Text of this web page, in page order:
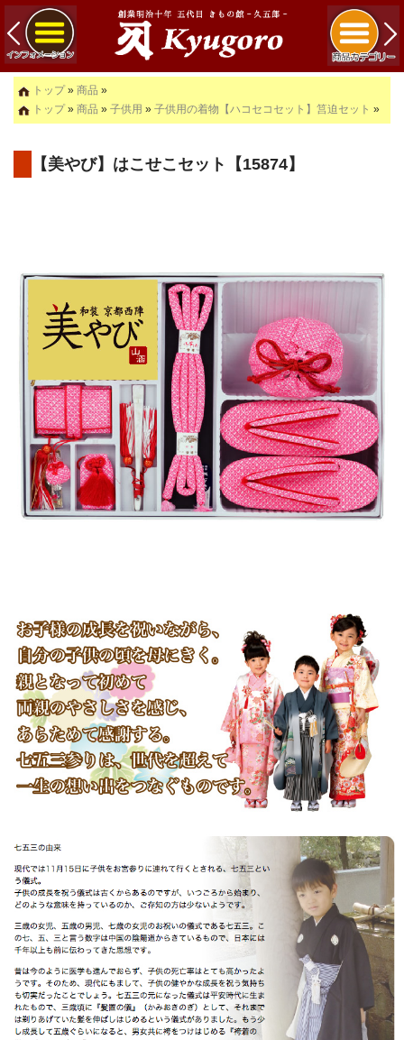
トップ» 商品 »
トップ» 商品 » 子供用 » 子供用の着物【ハコセコセット】筥迫セット »
【美やび】はこせこセット【15874】